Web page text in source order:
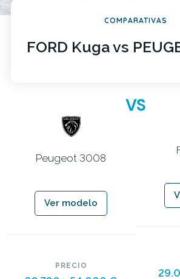
COMPARATIVAS
FORD Kuga vs
VS
Peugeot 3008
Ver modelo
PRECIO